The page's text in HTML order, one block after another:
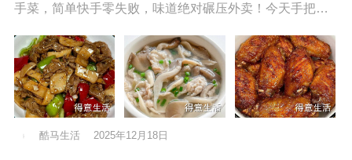
手菜，简单快手零失败，味道绝对碾压外卖！今天手把手
酷马生活 2025年12月18日